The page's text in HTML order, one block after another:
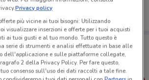
1.1 km
sempre con te!
le migliori offerte dei negozi vicino a te,
e creare la tua lista del risparmio, comodamente
cellulare.
Privacy policy
più vicine ai tuoi bisogni: Utilizzando
visualizzare inserzioni e offerte per i tuoi acquisti
ai tuoi gusti e al tuo mondo. Tutto questo è
serie di strumenti e analisi effettuate in base alle
e sulle piattaforme collegate,
2 della Privacy Policy. Per fare questo,
consenso sull'uso dei dati raccolti a tale fine.